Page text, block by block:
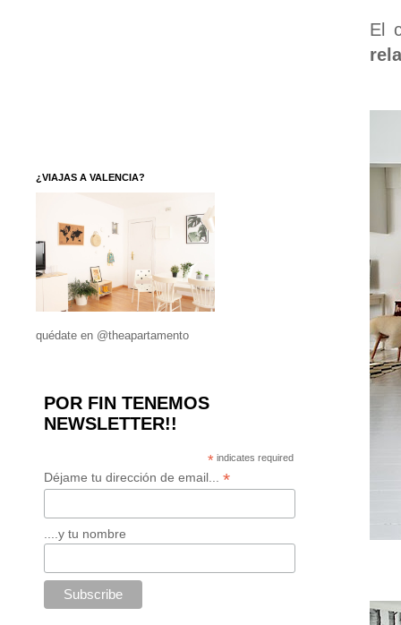
El
¿VIAJAS A VALENCIA?
quédate en @theapartamento
POR FIN TENEMOS
NEWSLETTER!!
* indicates required
Déjame tu dirección de email... *
....y tu nombre